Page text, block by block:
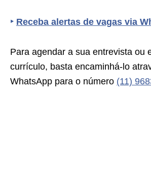
‣ Receba alertas de vagas via
Para agendar a sua entrevista ou
currículo, basta encaminhá-lo
WhatsApp para o número (11)